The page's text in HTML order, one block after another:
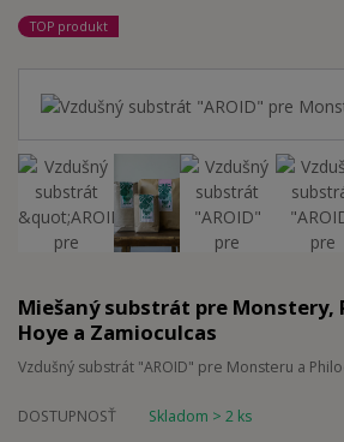
TOP produkt
Miešaný substrát pre Monstery,
Hoye a Zamioculcas
Vzdušný substrát "AROID" pre Monsteru a
DOSTUPNOSŤ
Skladom > 2 ks